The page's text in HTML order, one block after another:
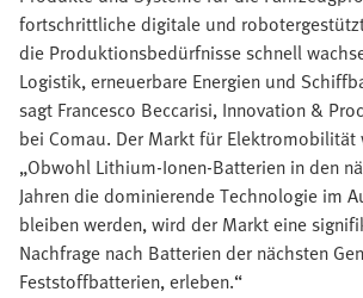
fortschrittliche digitale und
die Produktionsbedürfnisse schnell
Logistik, erneuerbare Energien und
sagt Francesco Beccarisi, Innovation &
bei Comau. Der Markt für Elektromobilität
„Obwohl Lithium-Ionen-Batterien in den
Jahren die dominierende Technologie im
bleiben werden, wird der Markt eine
Nachfrage nach Batterien der nächsten
Feststoffbatterien, erleben.“